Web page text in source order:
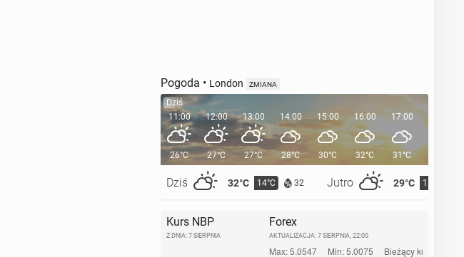
Pogoda • London ZMIANA
Dziś
11:00
26°C
Dziś 32°C 14°C 32 Jutro 29°C 15°C
12:00
27°C
13:00
27°C
14:00
28°C
15:00
30°C
16:00
32°C
17:00
31°C
18:00
Kurs NBP
Z DNIA: 7 SIERPNIA
Forex
AKTUALIZACJA: 7 SIERPNIA, 22:00